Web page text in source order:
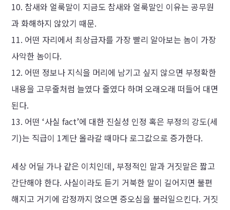
참새와 얼룩말이 지금도 참새와 얼룩말인 이유는 공무원
과 화해하지 않았기 때문.
어떤 자리에서 최상급자를 가장 빨리 알아보는 놈이 가장
사악한 놈이다.
어떤 정보나 지식을 머리에 남기고 싶지 않으면 부정확한
내용을 고무줄처럼 늘였다 줄였다 하며 오래오래 떠들어 대면
된다.
어떤 ‘사실 fact’에 대한 진실성 인정 혹은 부정의 강도(세
기)는 직급이 1계단 올라갈 때마다 로그값으로 증가한다.
세상 어딜 가나 같은 이치인데, 부정적인 말과 거짓말은 짧고
간단해야 한다. 사실이라도 듣기 거북한 말이 길어지면 불편
해지고 거기에 감정까지 얹으면 증오심을 불러일으킨다. 거짓